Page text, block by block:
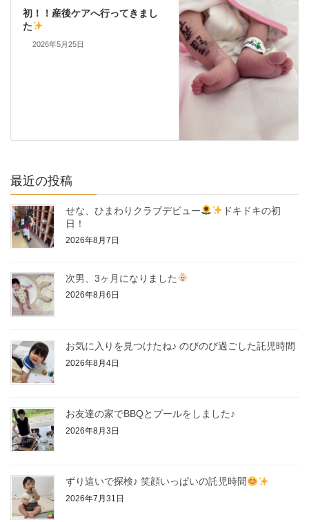
初！！産後ケアへ行ってきまし
た
2026年5月25日
最近の投稿
せな、ひまわりクラブデビュー
ドキドキの初
日！
2026年8月7日
次男、3ヶ月になりました
2026年8月6日
お気に入りを見つけたね♪ のびのび過ごした託児時間
2026年8月4日
お友達の家でBBQとプールをしました♪
2026年8月3日
ずり這いで探検♪ 笑顔いっぱいの託児時間
2026年7月31日